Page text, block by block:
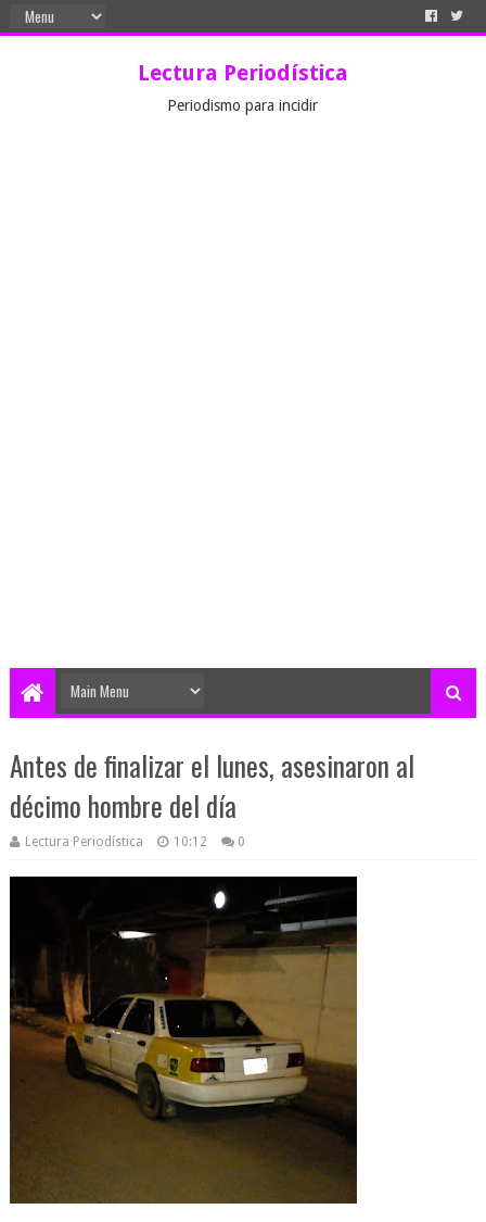
Lectura Periodística
Periodismo para incidir
Antes de finalizar el lunes, asesinaron al
décimo hombre del día
Lectura Periodística 10:12 0